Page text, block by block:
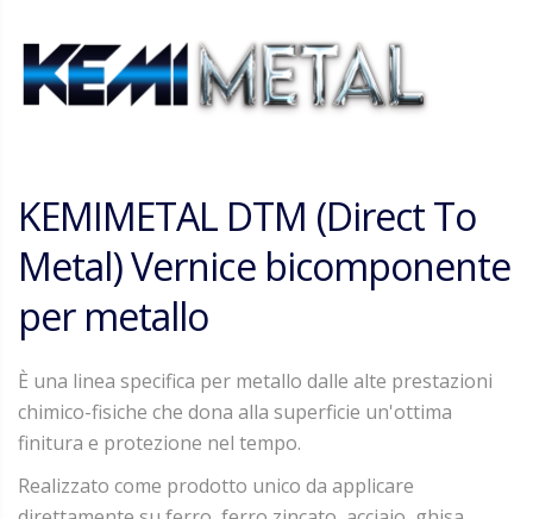
KEMIMETAL DTM (Direct To
Metal) Vernice bicomponente
per metallo
È una linea specifica per metallo dalle alte prestazioni
chimico-fisiche che dona alla superficie un'ottima
finitura e protezione nel tempo.
Realizzato come prodotto unico da applicare